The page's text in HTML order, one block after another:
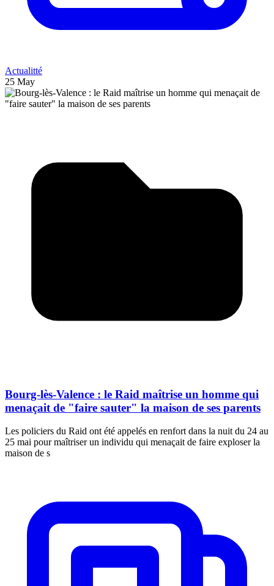
Actualitté
25 May
Bourg-lès-Valence : le Raid maîtrise un homme qui
menaçait de "faire sauter" la maison de ses parents
Les policiers du Raid ont été appelés en renfort dans la nuit du 24 au
25 mai pour maîtriser un individu qui menaçait de faire exploser la
maison de s